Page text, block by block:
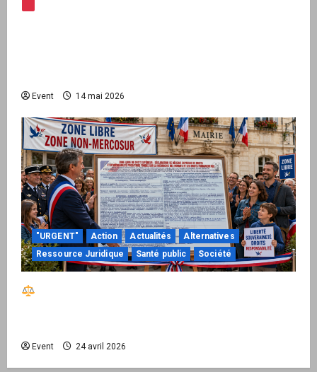
Event 14 mai 2026
"URGENT" Action Actualités
Alternatives
Ressource Juridique
Santé public Société
Event 24 avril 2026